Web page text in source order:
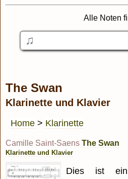
Alle Noten
The Swan
Klarinette und Klavier
Home > Klarinette
Camille Saint-Saens The Swan
Klarinette und Klavier
Dies ist ein